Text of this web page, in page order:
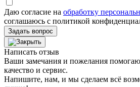
Даю согласие на обработку
соглашаюсь с политикой
Задать вопрос
Написать отзыв
Ваши замечания и пожелания
качество и сервис.
Напишите, нам, и мы сделаем всё